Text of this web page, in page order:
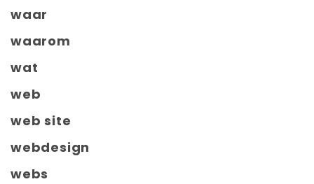
waar
waarom
wat
web
web site
webdesign
webs